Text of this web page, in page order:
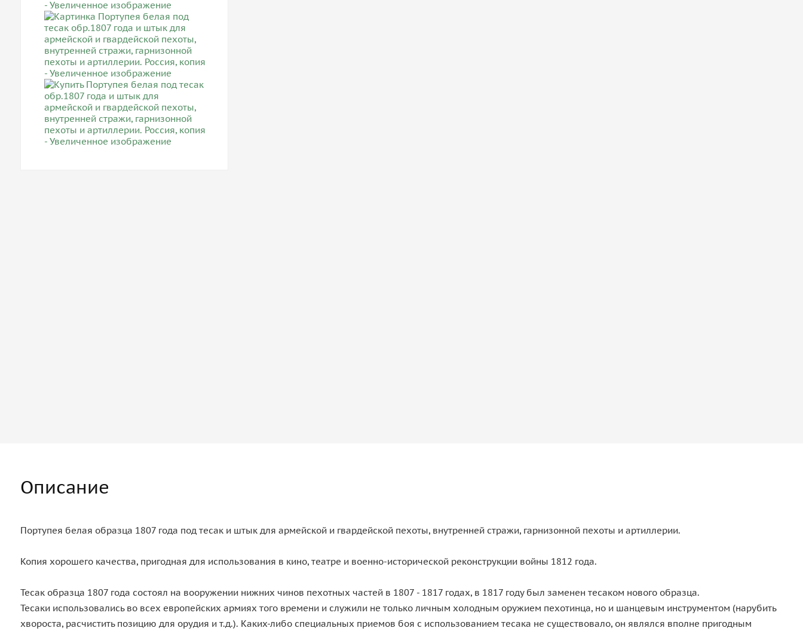
Описание
Портупея белая образца 1807 года под тесак и штык для армейской и гвардейской пехоты, внутренней стражи, гарнизонной пехоты и артиллерии.
Копия хорошего качества, пригодная для использования в кино, театре и военно-исторической реконструкции войны 1812 года.
Тесак образца 1807 года состоял на вооружении нижних чинов пехотных частей в 1807 - 1817 годах, в 1817 году был заменен тесаком нового образца.
Тесаки использовались во всех европейских армиях того времени и служили не только личным холодным оружием пехотинца, но и шанцевым инструментом (нарубить
хвороста, расчистить позицию для орудия и т.д.). Каких-либо специальных приемов боя с использованием тесака не существовало, он являлся вполне пригодным